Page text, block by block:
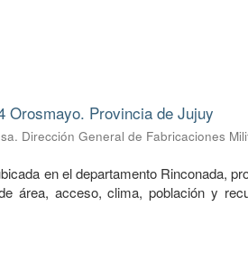
Orosmayo. Provincia de Jujuy
Dirección General de Fabricaciones
en el departamento Rinconada,
área, acceso, clima, población y